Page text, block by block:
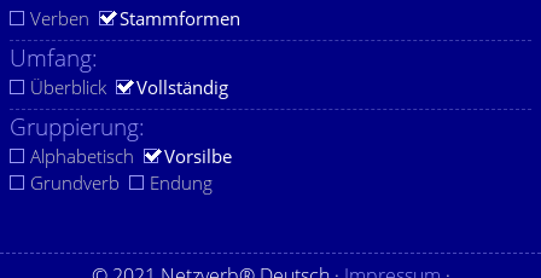
Verben Stammformen
Umfang:
Überblick Vollständig
Gruppierung:
Alphabetisch
Vorsilbe
Grundverb
Endung